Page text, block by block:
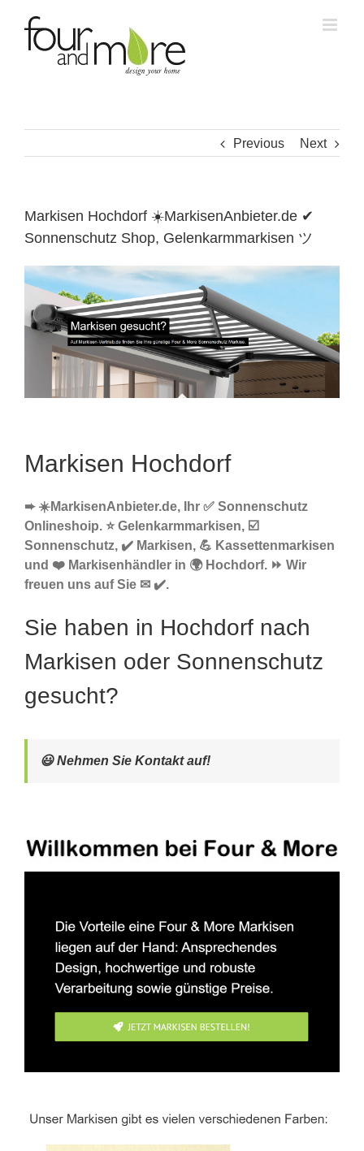
content
Previous Next
Markisen Hochdorf ☀️MarkisenAnbieter.de ✔
Sonnenschutz Shop, Gelenkarmmarkisen ツ
Markisen Hochdorf
➨ ☀️MarkisenAnbieter.de, Ihr ✅ Sonnenschutz
Onlineshoip. ⭐ Gelenkarmmarkisen, ☑️
Sonnenschutz, ✔️ Markisen, 💪 Kassettenmarkisen
und ❤️ Markisenhändler in 🌍 Hochdorf. ⏩ Wir
freuen uns auf Sie ✉ ✔️.
Sie haben in Hochdorf nach
Markisen oder Sonnenschutz
gesucht?
😃 Nehmen Sie Kontakt auf!